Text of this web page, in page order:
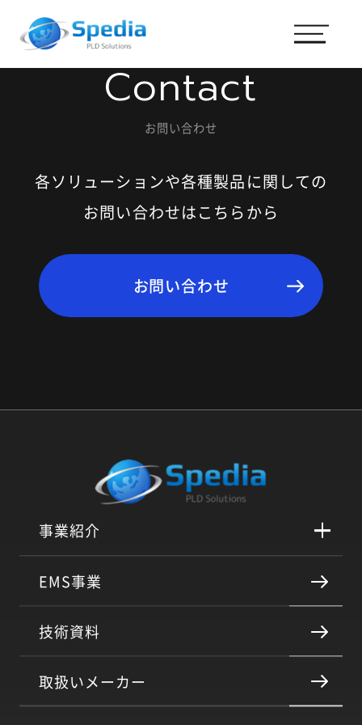
Contact
お問い合わせ
各ソリューションや各種製品に関しての
お問い合わせはこちらから
お問い合わせ
事業紹介
EMS事業
技術資料
取扱いメーカー